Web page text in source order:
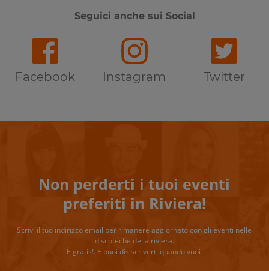
Seguici anche sui Social
Facebook Instagram Twitter
Non perderti i tuoi eventi
preferiti in Riviera!
Scrivi il tuo indirizzo email per rimanere aggiornato con gli eventi nelle
discoteche della riviera.
È gratis!. E puoi disiscriverti quando vuoi.